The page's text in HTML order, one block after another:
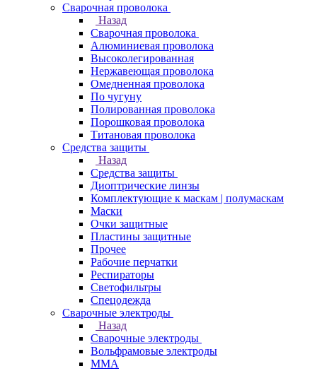
Сварочная проволока
Назад
Сварочная проволока
Алюминиевая проволока
Высоколегированная
Нержавеющая проволока
Омедненная проволока
По чугуну
Полированная проволока
Порошковая проволока
Титановая проволока
Средства защиты
Назад
Средства защиты
Диоптрические линзы
Комплектующие к маскам | полумаскам
Маски
Очки защитные
Пластины защитные
Прочее
Рабочие перчатки
Респираторы
Светофильтры
Спецодежда
Сварочные электроды
Назад
Сварочные электроды
Вольфрамовые электроды
ММА